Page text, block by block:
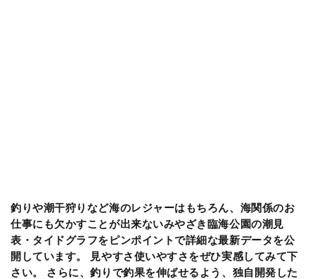
釣りや潮干狩りなど海のレジャーはもちろん、海関係のお
仕事にも欠かすことが出来ないみやざき臨海公園の潮見
表・タイドグラフをピンポイントで詳細な最新データを公
開しています。 見やすさ使いやすさをぜひ実感してみて下
さい。 さらに、釣りで釣果を伸ばせるよう、独自開発した